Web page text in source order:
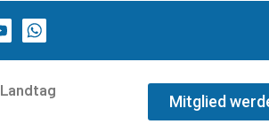
Landtag
Mitglied